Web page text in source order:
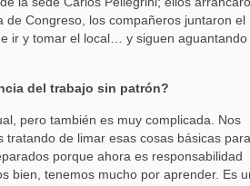
Congreso, los compañeros juntaron el
ir y tomar el local… y siguen aguantando
del trabajo sin patrón?
pero también es muy complicada. Nos
de limar esas cosas básicas para
porque ahora es responsabilidad
bien, tenemos mucho por aprender. Es